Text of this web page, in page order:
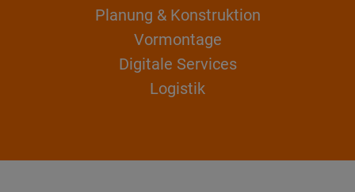
Planung & Konstruktion
Vormontage
Digitale Services
Logistik